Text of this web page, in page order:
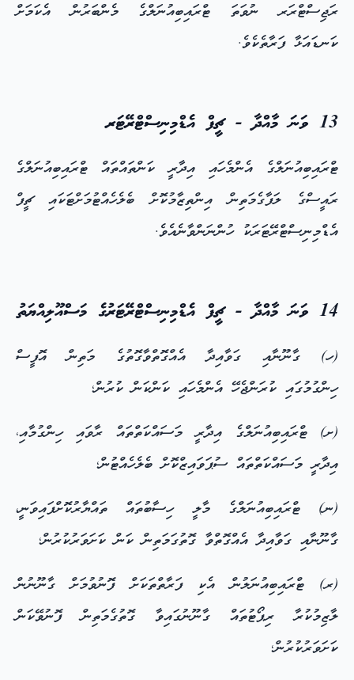
ރަޖިސްޓްރަރ ނުވަތަ ޓްރައިބިއުނަލްގެ މެންބަރުން އެކަމަށް
ކަނޑައަޅާ ފަރާތެކެވެ.
13 ވަނަ މާއްދާ - ޗީފް އެޑްމިނިސްޓްރޭޓަރ
ޓްރައިބިއުނަލްގެ އެންމެހައި އިދާރީ ކަންތައްތައް ޓްރައިބިއުނަލްގެ
ރައީސްގެ ލަފާގެމަތިން އިންތިޒާމުކޮށް ބެލެހެއްޓުމަށްޓަކައި ޗީފް
އެޑްމިނިސްޓްރޭޓަރަކު ހުންނަންވާނެއެވެ.
14 ވަނަ މާއްދާ - ޗީފް އެޑްމިނިސްޓްރޭޓަރުގެ މަސްއޫލިއްޔަތު
(ހ) ގާނޫނާއި ގަވާއިދާ އެއްގޮތްވާގޮތުގެ މަތިން އޮފީސް
ހިންގުމުގައި ކުރަންޖެހޭ އެންމެހައި ކަންކަން ކުރުން؛
(ށ) ޓްރައިބިއުނަލްގެ އިދާރީ މަސައްކަތްތައް ރާވައި ހިންގުމާއި،
އިދާރީ މަސައްކަތްތައް ސުޕަވައިޒްކޮށް ބެލެހެއްޓުން؛
(ނ) ޓްރައިބިއުނަލްގެ މާލީ ހިސާބުތައް ތައްޔާރުކޮށްފައިވަނީ،
ގާނޫނާއި ގަވާއިދާ އެއްގޮތްވާ ގޮތުގަމަތިން ކަން ކަށަވަރުކުރުން؛
(ރ) ޓްރައިބިއުނަލުން އެކި ފަރާތްތަކަށް ފޮނުވުމަށް ގާނޫނުން
ލާޒިމުކުރާ ރިޕޯޓުތައް ގާނޫނުގައިވާ ގޮތުގެމަތިން ފޮނުވޭކަން
ކަށަވަރުކުރުން؛